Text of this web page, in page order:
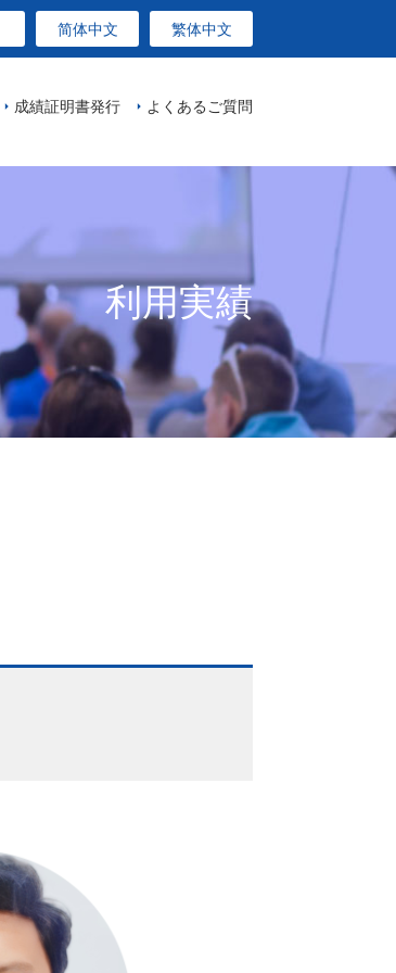
成績証明書発行 よくあるご質問
简体中文 繁体中文
利用実績